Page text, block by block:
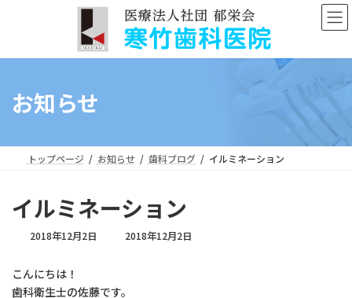
ン
プ
ー
動
お知らせ
トップページ お知らせ 歯科ブログ イルミネーション
イルミネーション
2018年12月2日
最
日
2018年12月2日
こんにちは！
歯科衛生士の佐藤です。